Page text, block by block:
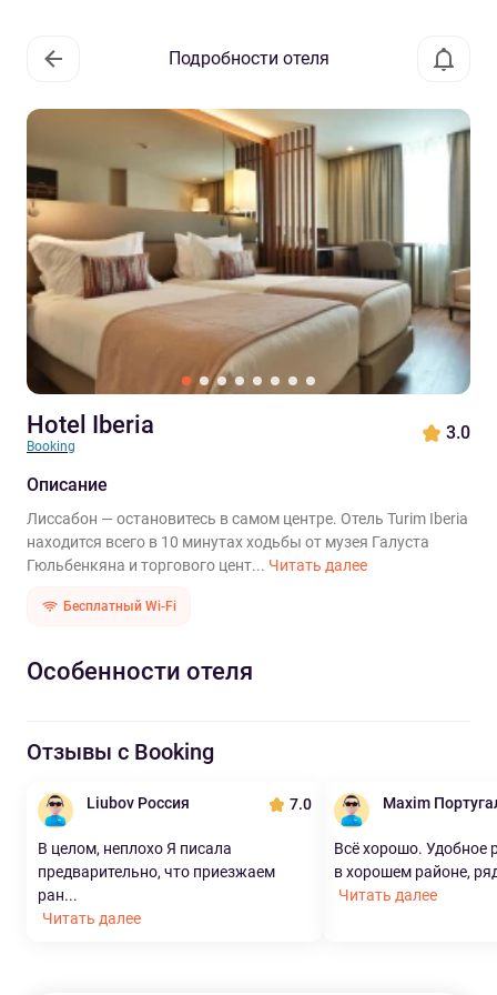
Подробности отеля
Hotel Iberia
Booking
3.0
Описание
Лиссабон — остановитесь в самом центре. Отель Turim Iberia
находится всего в 10 минутах ходьбы от музея Галуста
Гюльбенкяна и торгового цент... Читать далее
Бесплатный Wi-Fi
Особенности отеля
Отзывы с Booking
Liubov Россия 7.0
В целом, неплохо Я писала
предварительно, что приезжаем
ран...
Читать далее
Maxim
Всё хорошо. Удобное
в хорошем районе,
Читать далее